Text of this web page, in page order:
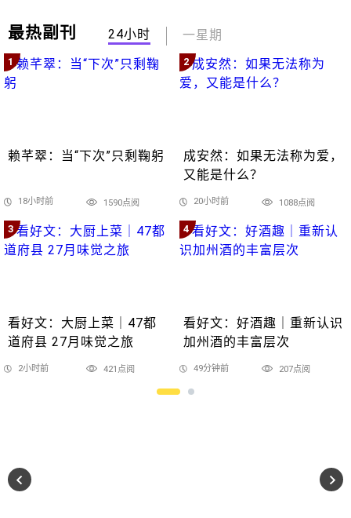
最热副刊 24小时 一星期
1
赖芊翠：当“下次”只剩鞠躬
18小时前 1590点阅
2
成安然：如果无法称为爱，
又能是什么？
20小时前 1088点阅
3
看好文：大厨上菜｜47都
道府县 27月味觉之旅
2小时前 421点阅
4
看好文：好酒趣｜重新认识
加州酒的丰富层次
49分钟前 207点阅